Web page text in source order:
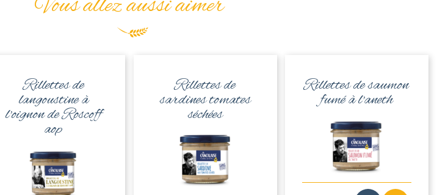
Vous allez aussi aimer
Rillettes de
langoustine à
l'oignon de Roscoff
aop
Rillettes de
sardines tomates
séchées
Rillettes de saumon
fumé à l'aneth